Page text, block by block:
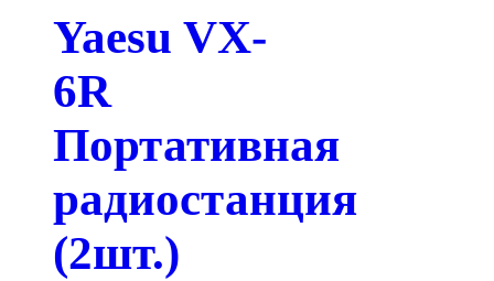
Yaesu VX-
6R
Портативная
радиостанция
(2шт.)